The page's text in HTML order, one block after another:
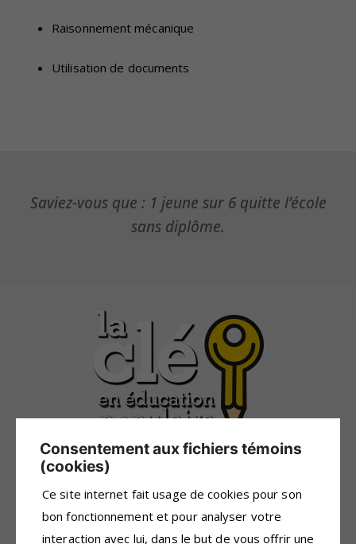
Raisonnement mécanique
Utilisation de documents
Saviez-vous que : 1 jeune sur 6 quitte l’école
sans diplôme.
Louiseville, Québec J5V 1J1
Consentement aux fichiers témoins
(cookies)
Ce site internet fait usage de cookies pour son
bon fonctionnement et pour analyser votre
interaction avec lui, dans le but de vous offrir une